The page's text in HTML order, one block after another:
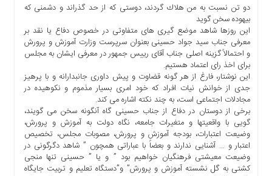
برگه
نمونه
تعرفه
درباره
اخبار
سایت
ارتباط
برگه
دو تن نسبت به من هلاك گردند، دوستى كه از حد گذراند و دشمنى كه
بيهوده سخن گويد
این روزها شاهد موضع گیری های متفاوتی در خصوص دفاع یا نقد بر
معرفی جناب سید جواد حسینی بعنوان سرپرست وزارت آموزش و پرورش
و احتمالاً گزینه اصلی جناب آقای رییس جمهور در معرفی ایشان به مجلس
برای اخذ رای اعتماد هستیم.
این نوشتار، فارغ از هر گونه قضاوت و پیش داوری جانبدارانه و با پرهیز
جدی از خوانش نیات افراد که خود امری بسیار مذموم و نکوهیده در
مجادلات اجتماعی است، به چند نکته اشاره می کند.
برخی از دوستان در دفاع از جناب حسینی گاه آنگونه سخن می گویند،
گویی با واقعیتها و متغیرات جامعه، نگاه دولت به آموزش و پرورش،
وضیعت اعتبارات، بودجه آموزش و پرورش، مصوبات مجلس، تخصیص
اعتبار و … آشنایی ندارند و بعضاً با عباراتی همچون ” شاهد دگرگونی در
وضیعت معیشتی فرهنگیان خواهیم بود ” و یا ” حسینی تنها منجی
کشتی به گل نشسته آموزش و پرورش” و”دستگاه تعلیم و تربیت جایگاه